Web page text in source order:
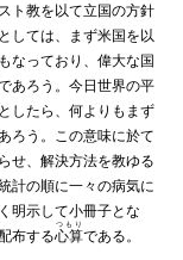
ト教を以て立国の方針
しては、まず米国を以
なっており、偉大な国
あろう。今日世界の平
したら、何よりもまず
ろう。この意味に於て
せ、解決方法を教ゆる
計の順に一々の病気に
明示して小冊子とな
布する心算
つもり
である。